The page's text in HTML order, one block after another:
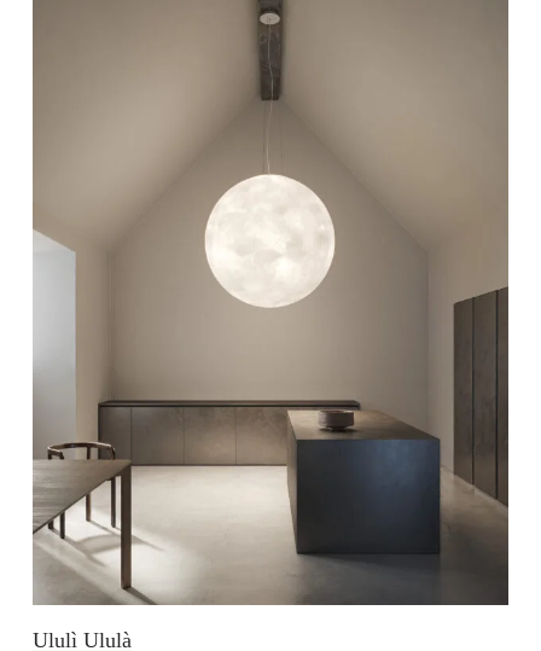
Ululì Ululà